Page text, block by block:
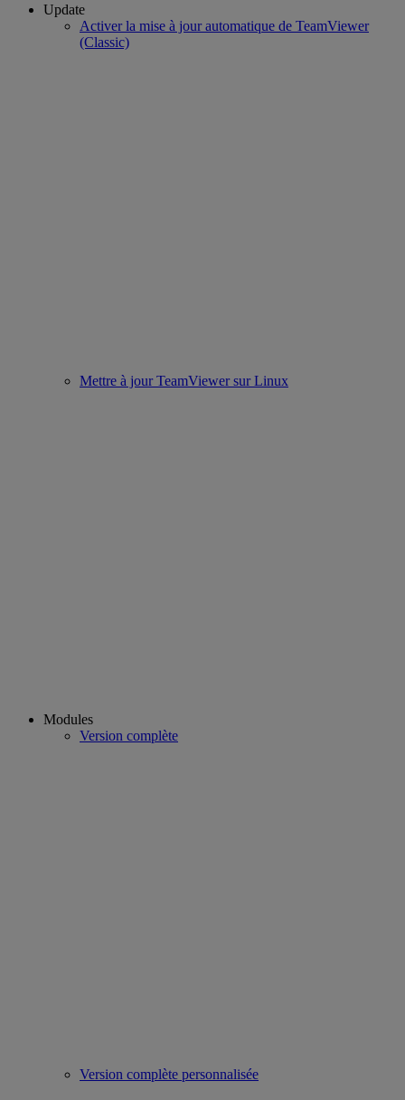
Update
Activer la mise à jour automatique de TeamViewer
(Classic)
Mettre à jour TeamViewer sur Linux
Modules
Version complète
Version complète personnalisée